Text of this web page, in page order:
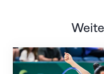
Nächster Halt: